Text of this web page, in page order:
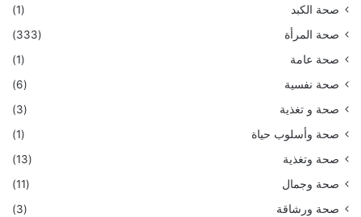
صحة الكبد
(1)
صحة المرأة
(333)
صحة عامة
(1)
صحة نفسية
(6)
صحة و تغذية
(3)
صحة وأسلوب حياة
(1)
صحة وتغذية
(13)
صحة وجمال
(11)
صحة ورشاقة
(3)